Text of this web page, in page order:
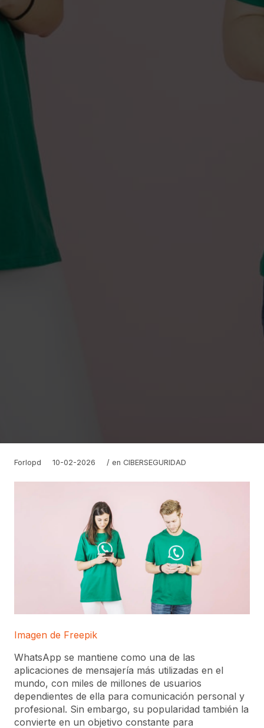
Forlopd 10-02-2026 / en CIBERSEGURIDAD
Imagen de Freepik
WhatsApp se mantiene como una de las
aplicaciones de mensajería más utilizadas en el
mundo, con miles de millones de usuarios
dependientes de ella para comunicación personal y
profesional. Sin embargo, su popularidad también la
convierte en un objetivo constante para